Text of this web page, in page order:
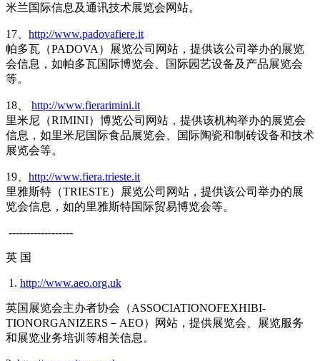
米兰国际信息及通讯技术展览会网站。
17、 http://www.padovafiere.it
帕多瓦（PADOVA）展览公司网站，提供该公司举办的展览
会信息，如帕多瓦国际博览会、国际园艺设备及产品展览会
等。
18、 http://www.fierarimini.it
里米尼（RIMINI）博览公司网站，提供该机构举办的展览会
信息，如里米尼国际食品展览会、国际陶瓷和制砖设备和技术
展览会等。
19、 http://www.fiera.trieste.it
里雅斯特（TRIESTE）展览公司网站，提供该公司举办的展
览会信息，如的里雅斯特国际贸易博览会等。
------------------
英 国
1. http://www.aeo.org.uk
英国展览会主办者协会（ASSOCIATIONOFEXHIBI-
TIONORGANIZERS－AEO）网站，提供展览会、展览服务
和展览业务培训等相关信息。